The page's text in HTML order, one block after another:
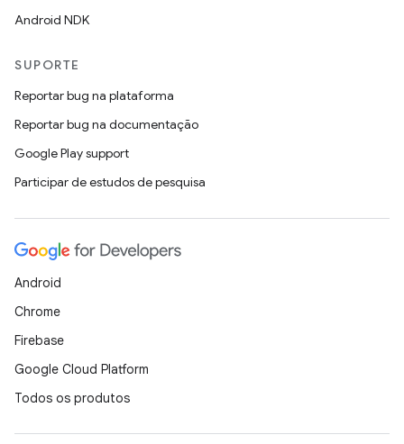
Android NDK
SUPORTE
Reportar bug na plataforma
Reportar bug na documentação
Google Play support
Participar de estudos de pesquisa
Android
Chrome
Firebase
Google Cloud Platform
Todos os produtos